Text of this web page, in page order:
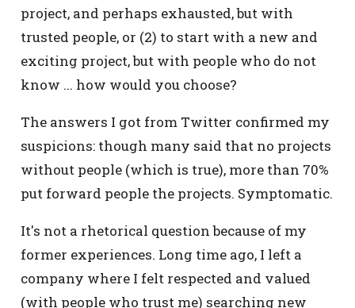
project, and perhaps exhausted, but with
trusted people, or (2) to start with a new and
exciting project, but with people who do not
know ... how would you choose?
The answers I got from Twitter confirmed my
suspicions: though many said that no projects
without people (which is true), more than 70%
put forward people the projects. Symptomatic.
It's not a rhetorical question because of my
former experiences. Long time ago, I left a
company where I felt respected and valued
(with people who trust me) searching new